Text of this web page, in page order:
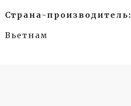
Страна-производитель:
Вьетнам